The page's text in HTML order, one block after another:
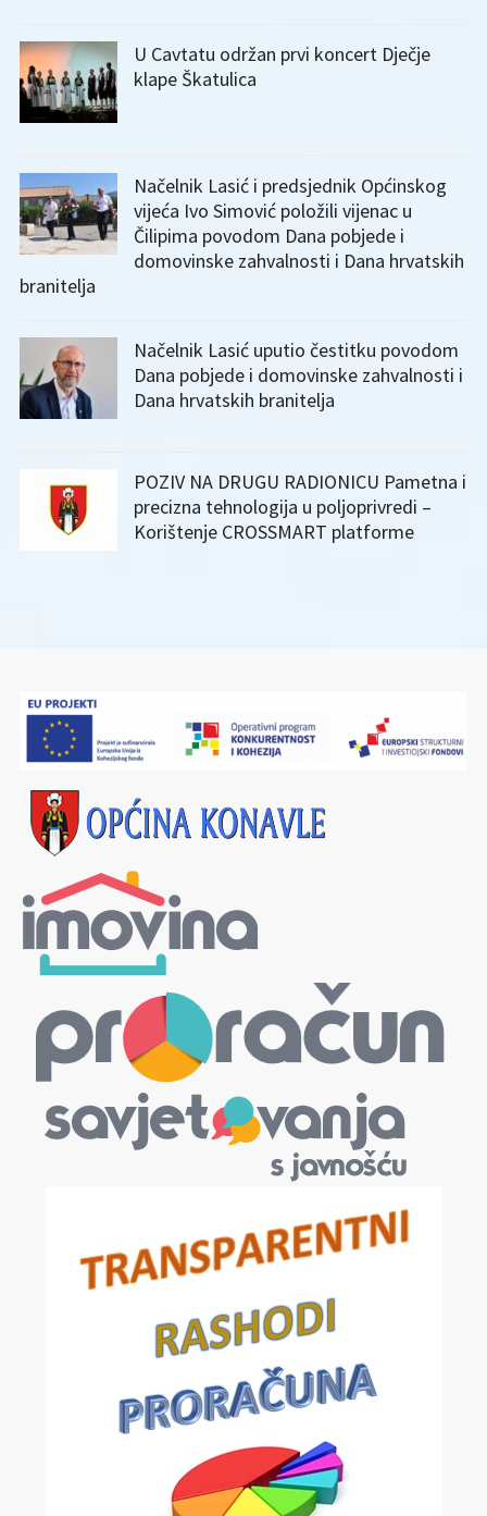
U Cavtatu održan prvi koncert Dječje
klape Škatulica
Načelnik Lasić i predsjednik Općinskog
vijeća Ivo Simović položili vijenac u
Čilipima povodom Dana pobjede i
domovinske zahvalnosti i Dana hrvatskih
branitelja
Načelnik Lasić uputio čestitku povodom
Dana pobjede i domovinske zahvalnosti i
Dana hrvatskih branitelja
POZIV NA DRUGU RADIONICU Pametna i
precizna tehnologija u poljoprivredi –
Korištenje CROSSMART platforme